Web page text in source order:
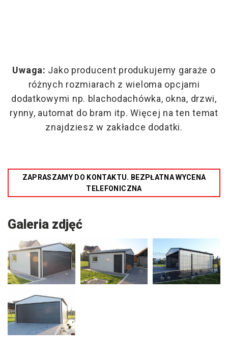
Uwaga: Jako producent produkujemy garaże o
różnych rozmiarach z wieloma opcjami
dodatkowymi np. blachodachówka, okna, drzwi,
rynny, automat do bram itp. Więcej na ten temat
znajdziesz w zakładce dodatki.
ZAPRASZAMY DO KONTAKTU. BEZPŁATNA WYCENA
TELEFONICZNA
Galeria zdjęć